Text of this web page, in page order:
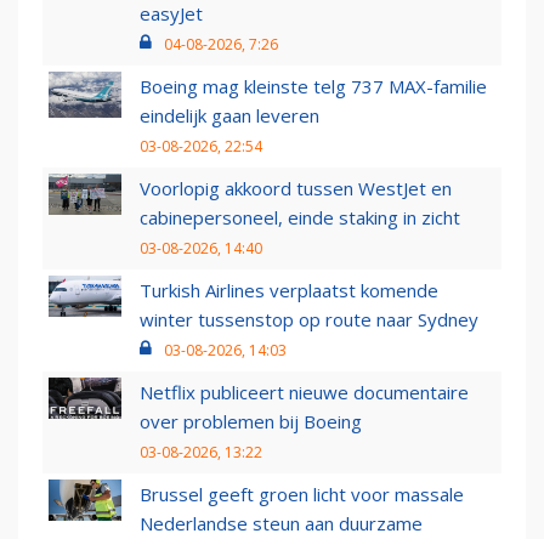
easyJet
04-08-2026, 7:26
Boeing mag kleinste telg 737 MAX-familie
eindelijk gaan leveren
03-08-2026, 22:54
Voorlopig akkoord tussen WestJet en
cabinepersoneel, einde staking in zicht
03-08-2026, 14:40
Turkish Airlines verplaatst komende
winter tussenstop op route naar Sydney
03-08-2026, 14:03
Netflix publiceert nieuwe documentaire
over problemen bij Boeing
03-08-2026, 13:22
Brussel geeft groen licht voor massale
Nederlandse steun aan duurzame